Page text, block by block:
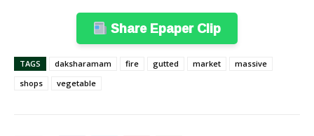
Share Epaper Clip
TAGS daksharamam fire gutted market
massive
shops
vegetable